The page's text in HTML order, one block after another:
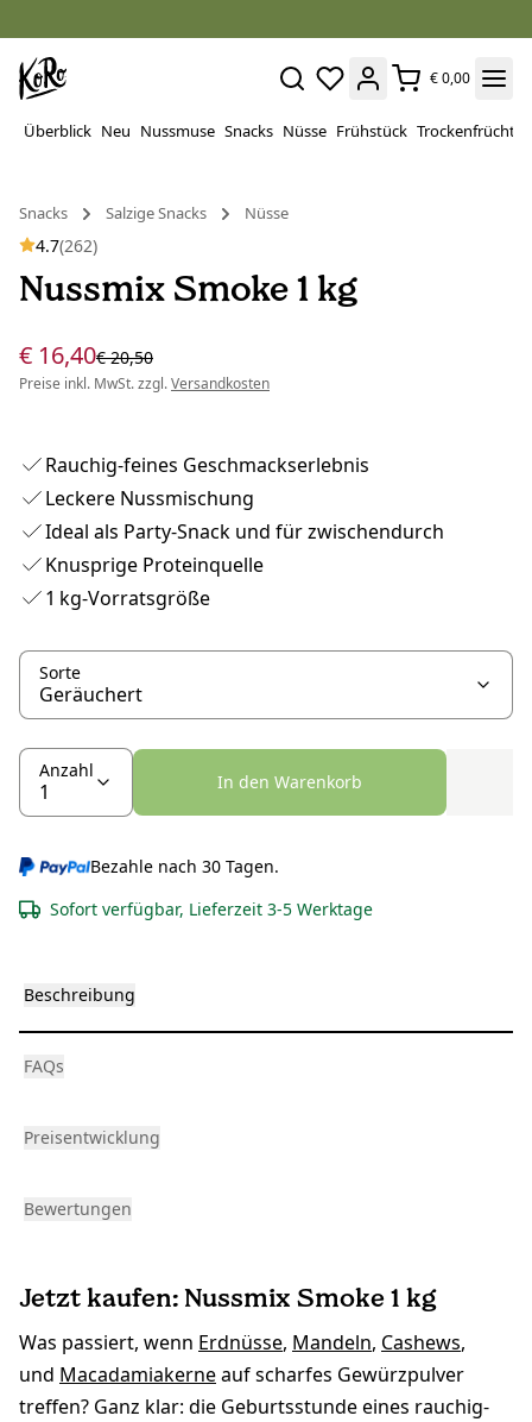
€ 0,00
Überblick Neu Nussmuse Snacks Nüsse Frühstück Trockenfrüchte
Snacks
Salzige Snacks Nüsse
4.7(262)
Nussmix Smoke 1 kg
€ 16,40€ 20,50
Preise inkl. MwSt. zzgl.Versandkosten
Rauchig-feines Geschmackserlebnis
Leckere Nussmischung
Ideal als Party-Snack und für zwischendurch
Knusprige Proteinquelle
1 kg-Vorratsgröße
Sorte
Anzahl
In den Warenkorb
Bezahle nach 30 Tagen.
Sofort verfügbar, Lieferzeit 3-5 Werktage
Beschreibung
FAQs
Preisentwicklung
Bewertungen
Jetzt kaufen: Nussmix Smoke 1 kg
Was passiert, wenn Erdnüsse, Mandeln, Cashews,
und Macadamiakerneauf scharfes Gewürzpulver
treffen? Ganz klar: die Geburtsstunde eines rauchig-